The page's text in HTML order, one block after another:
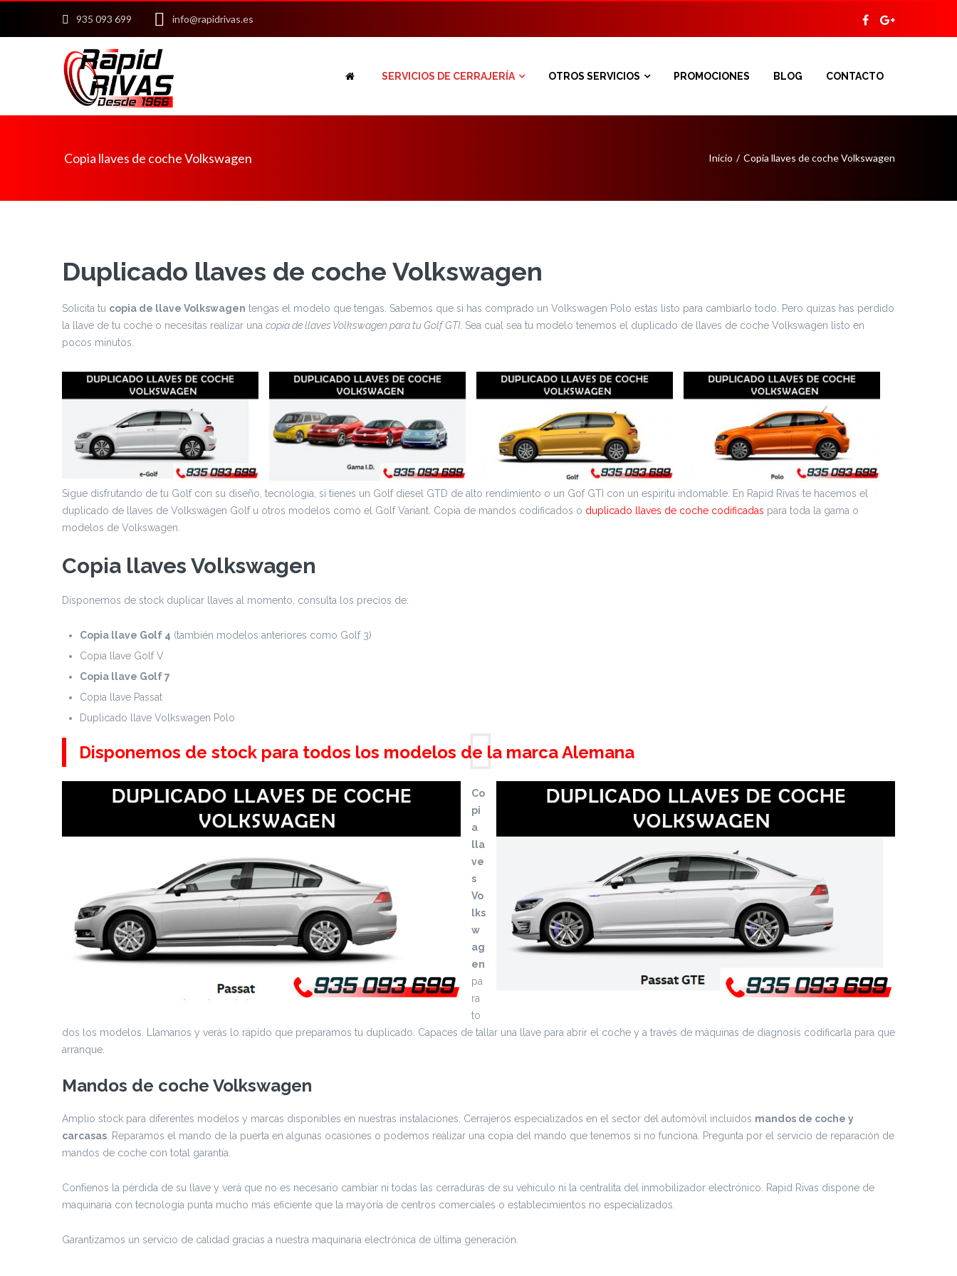
935 093 699 info@rapidrivas.es
SERVICIOS DE CERRAJERÍA OTROS SERVICIOS PROMOCIONES BLOG CONTACTO
Copia llaves de coche Volkswagen Inicio Copia llaves de coche Volkswagen
Duplicado llaves de coche Volkswagen
Solicita tu copia de llave Volkswagen tengas el modelo que tengas. Sabemos que si has comprado un Volkswagen Polo estas listo para cambiarlo todo. Pero quizas has perdido
la llave de tu coche o necesitas realizar una copia de llaves Volkswagen para tu Golf GTI. Sea cual sea tu modelo tenemos el duplicado de llaves de coche Volkswagen listo en
pocos minutos.
Sigue disfrutando de tu Golf con su diseño, tecnologia, si tienes un Golf diesel GTD de alto rendimiento o un Gof GTI con un espiritu indomable. En Rapid Rivas te hacemos el
duplicado de llaves de Volkswagen Golf u otros modelos como el Golf Variant. Copia de mandos codificados o duplicado llaves de coche codificadas para toda la gama o
modelos de Volkswagen.
Copia llaves Volkswagen
Disponemos de stock duplicar llaves al momento, consulta los precios de:
Copia llave Golf 4 (también modelos anteriores como Golf 3)
Copia llave Golf V
Copia llave Golf 7
Copia llave Passat
Duplicado llave Volkswagen Polo
Disponemos de stock para todos los modelos de la marca Alemana
Co
pi
a
lla
ve
s
Vo
lks
w
ag
en
pa
ra
to
dos los modelos. Llamanos y verás lo rápido que preparamos tu duplicado. Capaces de tallar una llave para abrir el coche y a través de máquinas de diagnosis codificarla para que
arranque.
Mandos de coche Volkswagen
Amplio stock para diferentes modelos y marcas disponibles en nuestras instalaciones. Cerrajeros especializados en el sector del automóvil incluidos mandos de coche y
carcasas. Reparamos el mando de la puerta en algunas ocasiones o podemos realizar una copia del mando que tenemos si no funciona. Pregunta por el servicio de reparación de
mandos de coche con total garantía.
Confíenos la pérdida de su llave y verá que no es necesario cambiar ni todas las cerraduras de su vehículo ni la centralita del inmobilizador electrónico. Rapid Rivas dispone de
maquinaria con tecnología punta mucho más eficiente que la mayoría de centros comerciales o establecimientos no especializados.
Garantizamos un servicio de calidad gracias a nuestra maquinaria electrónica de última generación.